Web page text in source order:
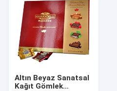
Altın Beyaz Sanatsal
Kağıt Gömlek